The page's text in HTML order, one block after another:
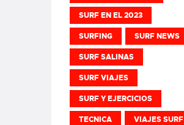
SURF EN EL 2023
SURFING SURF NEWS
SURF SALINAS
SURF VIAJES
SURF Y EJERCICIOS
TECNICA VIAJES SURF